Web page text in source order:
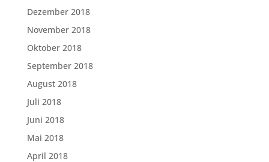
Dezember 2018
November 2018
Oktober 2018
September 2018
August 2018
Juli 2018
Juni 2018
Mai 2018
April 2018